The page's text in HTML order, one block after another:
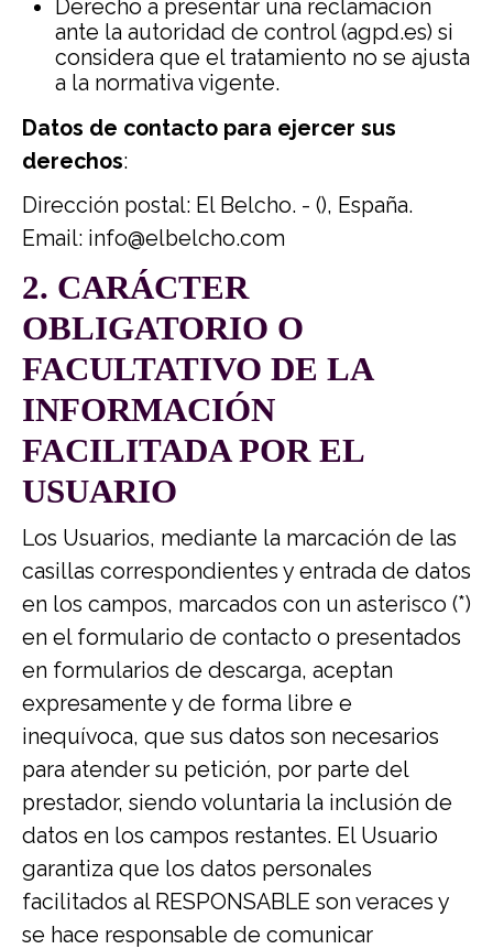
Derecho a presentar una reclamación
ante la autoridad de control (agpd.es) si
considera que el tratamiento no se ajusta
a la normativa vigente.
Datos de contacto para ejercer sus
derechos:
Dirección postal: El Belcho. - (), España.
Email: info@elbelcho.com
2. CARÁCTER
OBLIGATORIO O
FACULTATIVO DE LA
INFORMACIÓN
FACILITADA POR EL
USUARIO
Los Usuarios, mediante la marcación de las
casillas correspondientes y entrada de datos
en los campos, marcados con un asterisco (*)
en el formulario de contacto o presentados
en formularios de descarga, aceptan
expresamente y de forma libre e
inequívoca, que sus datos son necesarios
para atender su petición, por parte del
prestador, siendo voluntaria la inclusión de
datos en los campos restantes. El Usuario
garantiza que los datos personales
facilitados al RESPONSABLE son veraces y
se hace responsable de comunicar